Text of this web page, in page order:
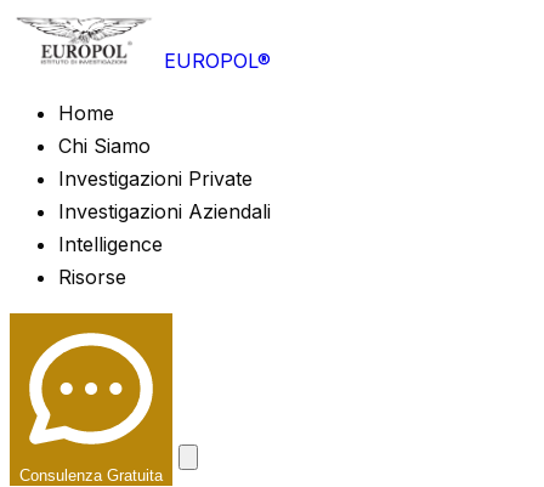
EUROPOL®
Home
Chi Siamo
Investigazioni Private
Investigazioni Aziendali
Intelligence
Risorse
Consulenza Gratuita